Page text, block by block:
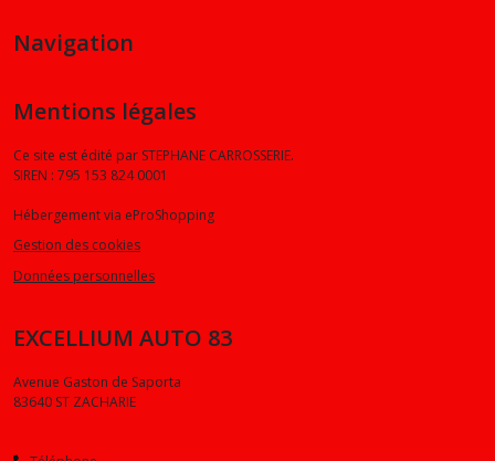
PONT
VIDANGE
PONT
Afficher
résultats
Navigation
Mentions légales
Ce site est édité par STEPHANE CARROSSERIE.
SIREN : 795 153 824 0001
Hébergement via eProShopping
Gestion des cookies
Données personnelles
EXCELLIUM AUTO 83
Avenue Gaston de Saporta
83640 ST ZACHARIE